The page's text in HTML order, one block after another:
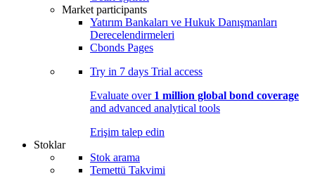
Market participants
Yatırım Bankaları ve Hukuk Danışmanları
Derecelendirmeleri
Cbonds Pages
Try in 7 days Trial access
Evaluate over 1 million global bond coverage
and advanced analytical tools
Erişim talep edin
Stoklar
Stok arama
Temettü Takvimi